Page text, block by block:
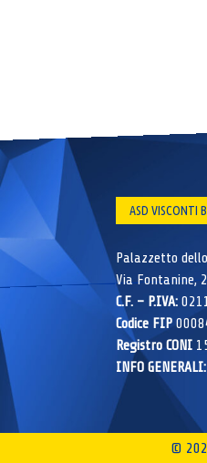
ASD VISCONTI
Palazzetto dello
Via Fontanine,
C.F. – P.IVA:
Codice FIP
Registro CONI
INFO GENERALI:
©